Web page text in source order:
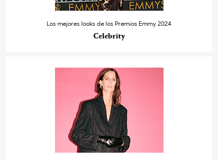
Los mejores looks de los Premios Emmy 2024
Celebrity